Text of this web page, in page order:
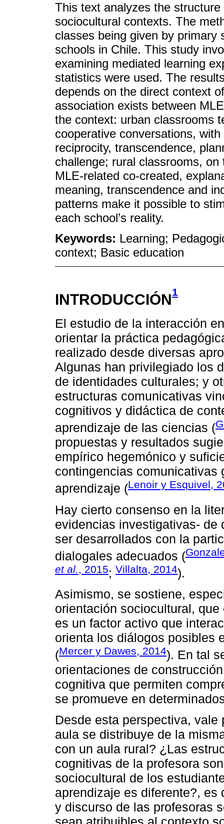
This text analyzes the
sociocultural contexts. The
classes being given by primary
schools in Chile. This study
examining mediated learning
statistics were used. The
depends on the direct context
association exists between
the context: urban classrooms
cooperative conversations,
reciprocity, transcendence,
challenge; rural classrooms,
MLE-related co-created,
meaning, transcendence and
patterns make it possible to
each school’s reality.
Keywords: Learning;
context; Basic education
INTRODUCCIÓN1
El estudio de la interacción
orientar la práctica
realizado desde diversas
Algunas han privilegiado los
de identidades culturales; y
estructuras comunicativas
cognitivos y didáctica de
aprendizaje de las ciencias (
propuestas y resultados
empírico hegemónico y
contingencias comunicativas
aprendizaje (Lenoir y Esquivel,
Hay cierto consenso en la
evidencias investigativas- de
ser desarrollados con la
dialogales adecuados (
et al., 2015; Villalta, 2014).
Asimismo, se sostiene,
orientación sociocultural,
es un factor activo que
orienta los diálogos posibles
(Mercer y Dawes, 2014). En tal
orientaciones de
cognitiva que permiten
se promueve en
Desde esta perspectiva,
aula se distribuye de la
con un aula rural? ¿Las
cognitivas de la profesora
sociocultural de los
aprendizaje es diferente?,
y discurso de las profesoras